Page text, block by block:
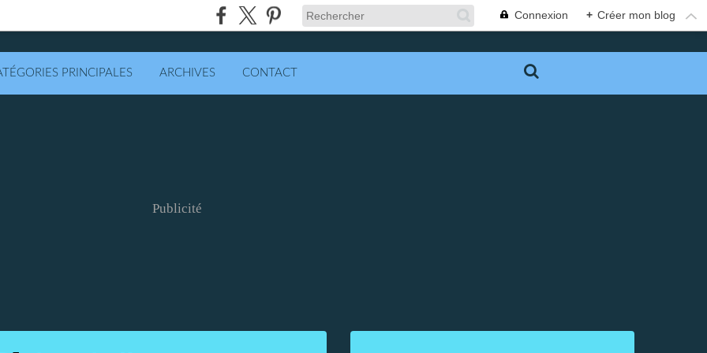
Connexion + Créer mon blog
PRINCIPALES ARCHIVES CONTACT
Publicité